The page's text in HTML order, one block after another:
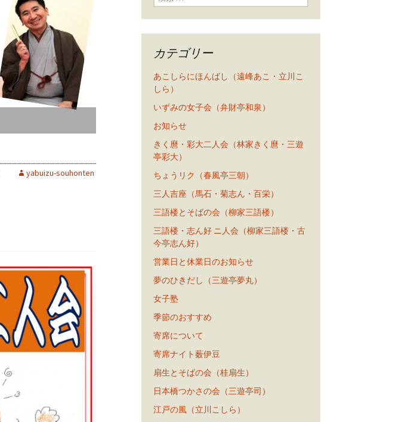
yabuizu-souhonten
カテゴリー
あこしらにほんばし（遠峰あこ・立川こ
しら）
いずみの女子会（弁財亭和泉）
お知らせ
きく麿・彩大二人会（林家きく麿・三遊
亭彩大）
ちょうリク（春風亭三朝）
三人吉座（馬石・菊志ん・百栄）
三語楼とそばの会（柳家三語楼）
三語楼・志ん好 ニ人会（柳家三語楼・古
今亭志ん好）
営業日と休業日のお知らせ
夢のひきだし（三遊亭夢丸）
女子塾
季節のおすすめ
寄席について
寄席ナイト薮伊豆
扇生とそばの会（桂扇生）
日本橋つかさの会（三遊亭司）
江戸の風（立川こしら）